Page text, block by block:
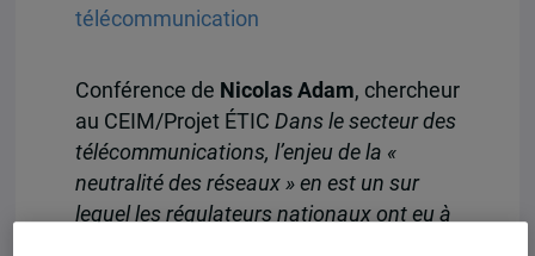
télécommunication
Conférence de Nicolas Adam, chercheur
au CEIM/Projet ÉTIC Dans le secteur des
télécommunications, l’enjeu de la «
neutralité des réseaux » en est un sur
lequel les régulateurs nationaux ont eu à